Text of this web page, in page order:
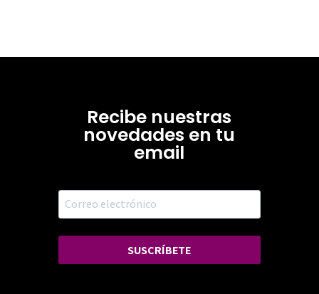
Recibe nuestras
novedades en tu
email
SUSCRÍBETE